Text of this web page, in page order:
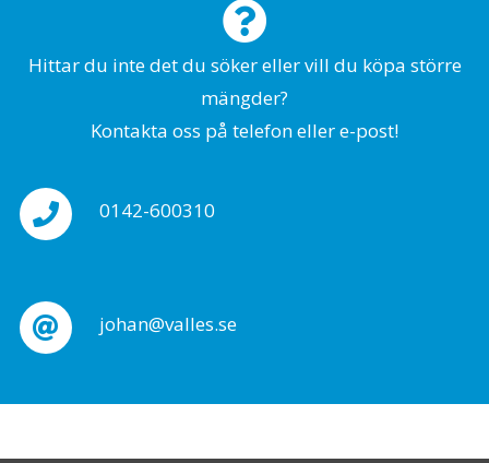
Hittar du inte det du söker eller vill du köpa större
mängder?
Kontakta oss på telefon eller e-post!
0142-600310
johan@valles.se